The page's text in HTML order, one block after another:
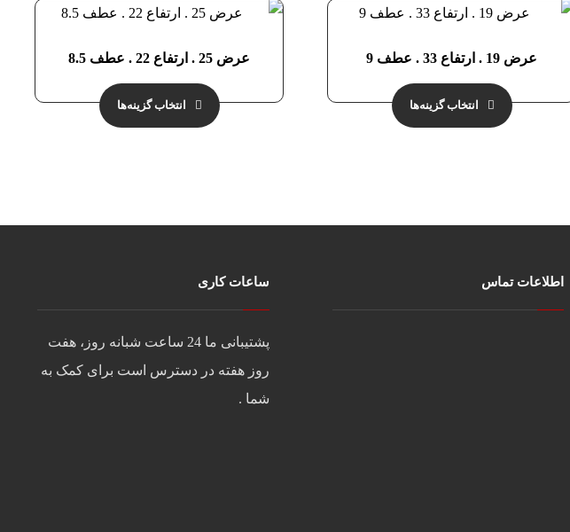
عرض 19 . ارتفاع 33 . عطف 9
انتخاب گزینه‌ها
عرض 25 . ارتفاع 22 . عطف 8.5
انتخاب گزینه‌ها
اطلاعات تماس ساعات کاری
پشتیبانی ما 24 ساعت شبانه روز، هفت
روز هفته در دسترس است برای کمک به
شما .